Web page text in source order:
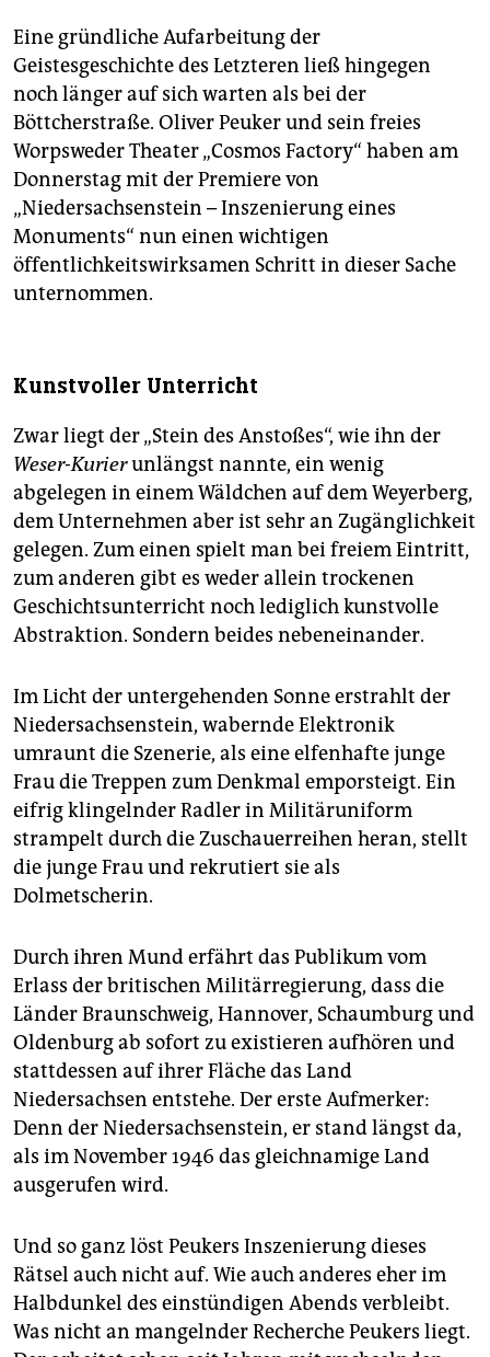
Eine gründliche Aufarbeitung der
Geistesgeschichte des Letzteren ließ hingegen
noch länger auf sich warten als bei der
Böttcherstraße. Oliver Peuker und sein freies
Worpsweder Theater „Cosmos Factory“ haben am
Donnerstag mit der Premiere von
„Niedersachsenstein – Inszenierung eines
Monuments“ nun einen wichtigen
öffentlichkeitswirksamen Schritt in dieser Sache
unternommen.
Kunstvoller Unterricht
Zwar liegt der „Stein des Anstoßes“, wie ihn der
Weser-Kurierunlängst nannte, ein wenig
abgelegen in einem Wäldchen auf dem Weyerberg,
dem Unternehmen aber ist sehr an Zugänglichkeit
gelegen. Zum einen spielt man bei freiem Eintritt,
zum anderen gibt es weder allein trockenen
Geschichtsunterricht noch lediglich kunstvolle
Abstraktion. Sondern beides nebeneinander.
Im Licht der untergehenden Sonne erstrahlt der
Niedersachsenstein, wabernde Elektronik
umraunt die Szenerie, als eine elfenhafte junge
Frau die Treppen zum Denkmal emporsteigt. Ein
eifrig klingelnder Radler in Militäruniform
strampelt durch die Zuschauerreihen heran, stellt
die junge Frau und rekrutiert sie als
Dolmetscherin.
Durch ihren Mund erfährt das Publikum vom
Erlass der britischen Militärregierung, dass die
Länder Braunschweig, Hannover, Schaumburg und
Oldenburg ab sofort zu existieren aufhören und
stattdessen auf ihrer Fläche das Land
Niedersachsen entstehe. Der erste Aufmerker:
Denn der Niedersachsenstein, er stand längst da,
als im November 1946 das gleichnamige Land
ausgerufen wird.
Und so ganz löst Peukers Inszenierung dieses
Rätsel auch nicht auf. Wie auch anderes eher im
Halbdunkel des einstündigen Abends verbleibt.
Was nicht an mangelnder Recherche Peukers liegt.